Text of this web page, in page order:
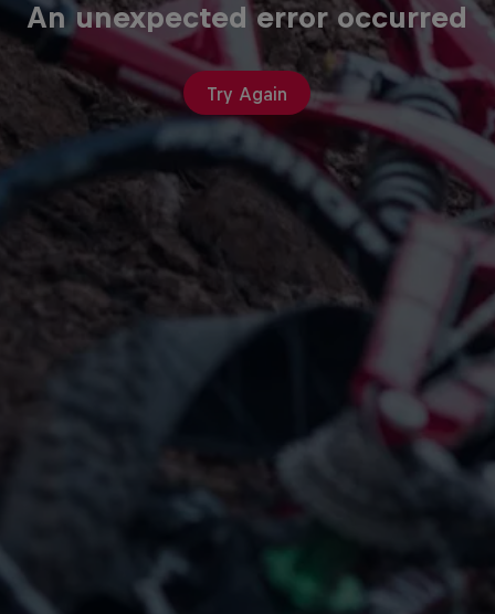
An unexpected error occurred
Try Again